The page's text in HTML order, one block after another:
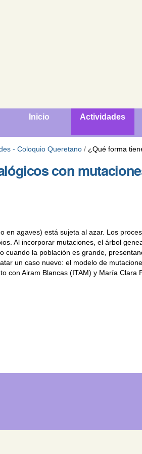
Inicio Actividades
- Coloquio Queretano / ¿Qué forma
con
en agaves) está sujeta al azar. Los
Al incorporar mutaciones, el árbol
cuando la población es grande,
un caso nuevo: el modelo de
con Airam Blancas (ITAM) y María Clara